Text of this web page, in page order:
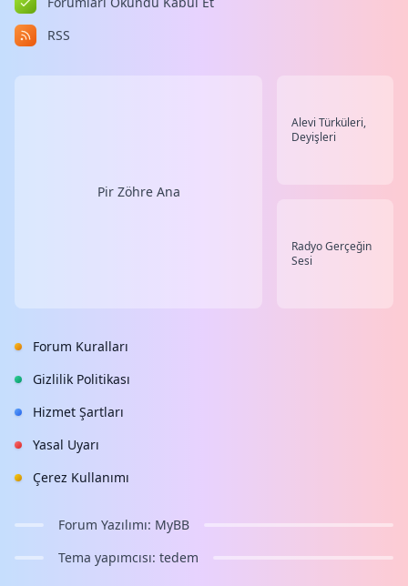
RSS
Pir Zöhre Ana
Alevi Türküleri,
Deyişleri
Radyo Gerçeğin
Sesi
Forum Kuralları
Gizlilik Politikası
Hizmet Şartları
Yasal Uyarı
Çerez Kullanımı
Forum Yazılımı: MyBB
Tema yapımcısı: tedem